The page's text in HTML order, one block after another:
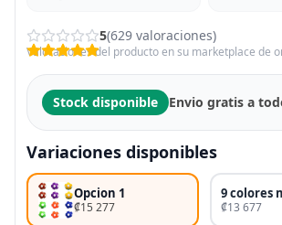
5(629 valoraciones)
Valoraciones del producto en su marketplace de
Stock disponible Envio gratis a
Variaciones disponibles
Opcion 1
₡15 277
9 colores
₡13 677